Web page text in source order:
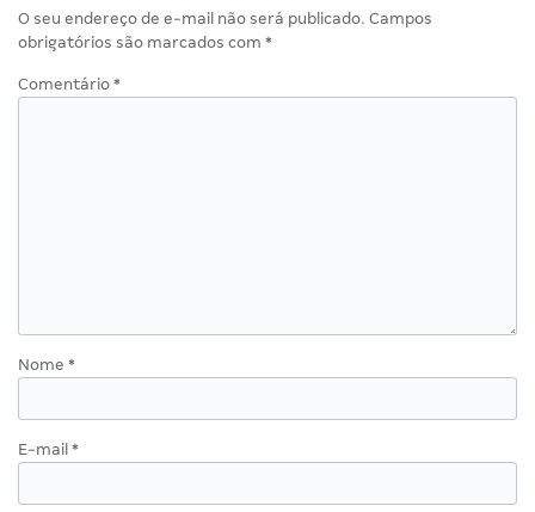
O seu endereço de e-mail não será publicado. Campos
obrigatórios são marcados com *
Comentário *
Nome *
E-mail *